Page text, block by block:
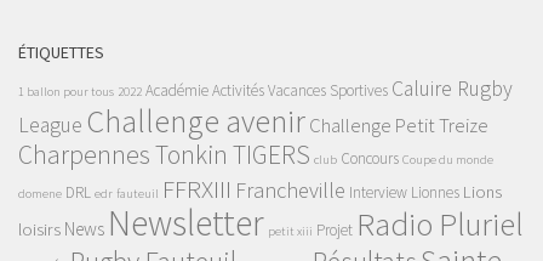
ÉTIQUETTES
1 ballon pour tous 2022 AcadémieActivités Vacances Sportives Caluire Rugby
League Challenge avenirChallenge Petit Treize
Charpennes Tonkin TIGERS club Concours Coupe du monde
domene DRL edr fauteuil FFRXIII Francheville Interview Lionnes Lions
loisirs News Newsletter petit xiii Projet Radio Pluriel